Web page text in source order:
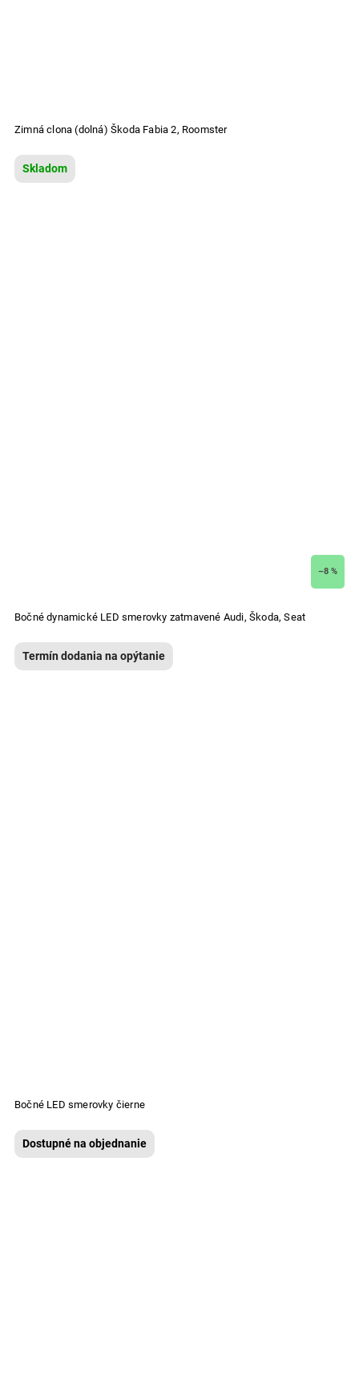
Zimná clona (dolná) Škoda Fabia 2, Roomster
Skladom
–8 %
Bočné dynamické LED smerovky zatmavené Audi, Škoda, Seat
Termín dodania na opýtanie
Bočné LED smerovky čierne
Dostupné na objednanie